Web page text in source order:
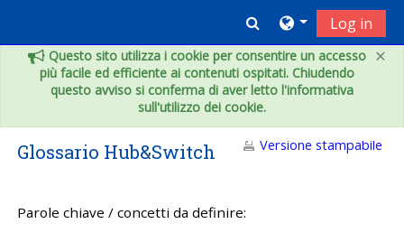
×
Questo sito utilizza i cookie per consentire un accesso
più facile ed efficiente ai contenuti ospitati. Chiudendo
questo avviso si conferma di aver letto l'informativa
sull'utilizzo dei cookie.
Toggle search
Log in
Glossario Hub&Switch Versione stampabile
Parole chiave / concetti da definire: